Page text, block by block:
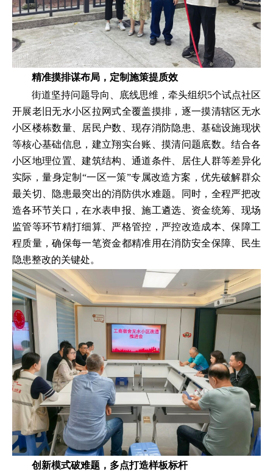
精准摸排谋布局，定制施策提质效
街道坚持问题导向、底线思维，牵头组织5个试点社区
开展老旧无水小区拉网式全覆盖摸排，逐一摸清辖区无水
小区楼栋数量、居民户数、现存消防隐患、基础设施现状
等核心基础信息，建立翔实台账、摸清问题底数。结合各
小区地理位置、建筑结构、通道条件、居住人群等差异化
实际，量身定制“一区一策”专属改造方案，优先破解群众
最关切、隐患最突出的消防供水难题。同时，全程严把改
造各环节关口，在水表申报、施工遴选、资金统筹、现场
监管等环节精打细算、严格管控，严控改造成本、保障工
程质量，确保每一笔资金都精准用在消防安全保障、民生
隐患整改的关键处。
创新模式破难题，多点打造样板标杆